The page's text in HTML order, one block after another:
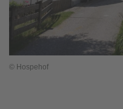
© Hospehof